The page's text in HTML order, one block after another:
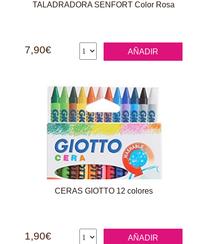
TALADRADORA SENFORT Color Rosa
7,90€ AÑADIR
CERAS GIOTTO 12 colores
1,90€ AÑADIR